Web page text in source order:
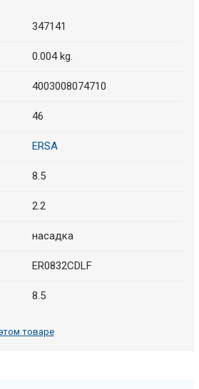
347141
0.004 kg.
4003008074710
46
ERSA
8.5
2.2
насадка
ER0832CDLF
8.5
товаре